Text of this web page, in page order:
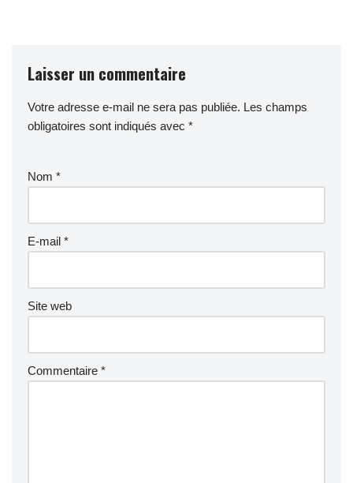
Laisser un commentaire
Votre adresse e-mail ne sera pas publiée. Les champs
obligatoires sont indiqués avec *
Nom *
E-mail *
Site web
Commentaire *